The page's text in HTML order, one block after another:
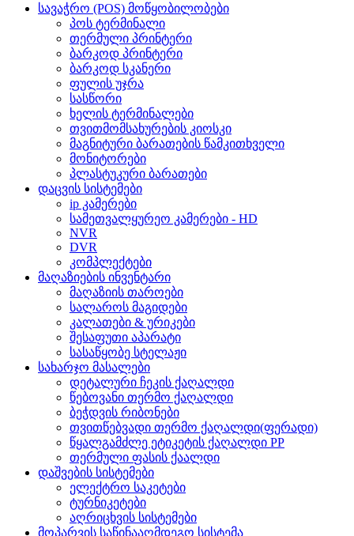
სავაჭრო (POS) მოწყობილობები
პოს ტერმინალი
თერმული პრინტერი
ბარკოდ პრინტერი
ბარკოდ სკანერი
ფულის უჯრა
სასწორი
ხელის ტერმინალები
თვითმომსახურების კიოსკი
მაგნიტური ბარათების წამკითხველი
მონიტორები
პლასტუკური ბარათები
დაცვის სისტემები
ip კამერები
სამეთვალყურეო კამერები - HD
NVR
DVR
კომპლექტები
მაღაზიების ინვენტარი
მაღაზიის თაროები
სალაროს მაგიდები
კალათები & ურიკები
შესაფუთი აპარატი
სასაწყობე სტელაჟი
სახარჯო მასალები
დეტალური ჩეკის ქაღალდი
წებოვანი თერმო ქაღალდი
ბეჭდვის რიბონები
თვითწებვადი თერმო ქაღალდი(ფერადი)
წყალგამძლე ეტიკეტის ქაღალდი PP
თერმული ფასის ქაალდი
დაშვების სისტემები
ელექტრო საკეტები
ტურნიკეტები
აღრიცხვის სისტემები
მოპარვის საწინააღმდეგო სისტემა